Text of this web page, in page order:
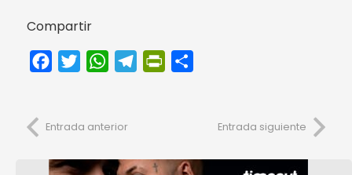
Compartir
FacebookTwitterWhatsAppTelegramPrintFriendly
Entrada anterior Entrada siguiente